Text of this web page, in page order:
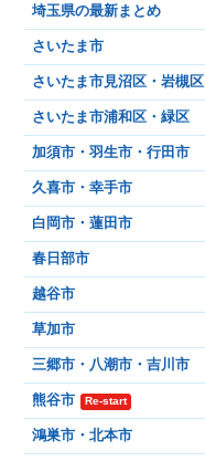
埼玉県の最新まとめ
さいたま市
さいたま市見沼区・岩槻区
さいたま市浦和区・緑区
加須市・羽生市・行田市
久喜市・幸手市
白岡市・蓮田市
春日部市
越谷市
草加市
三郷市・八潮市・吉川市
熊谷市 Re-start
鴻巣市・北本市